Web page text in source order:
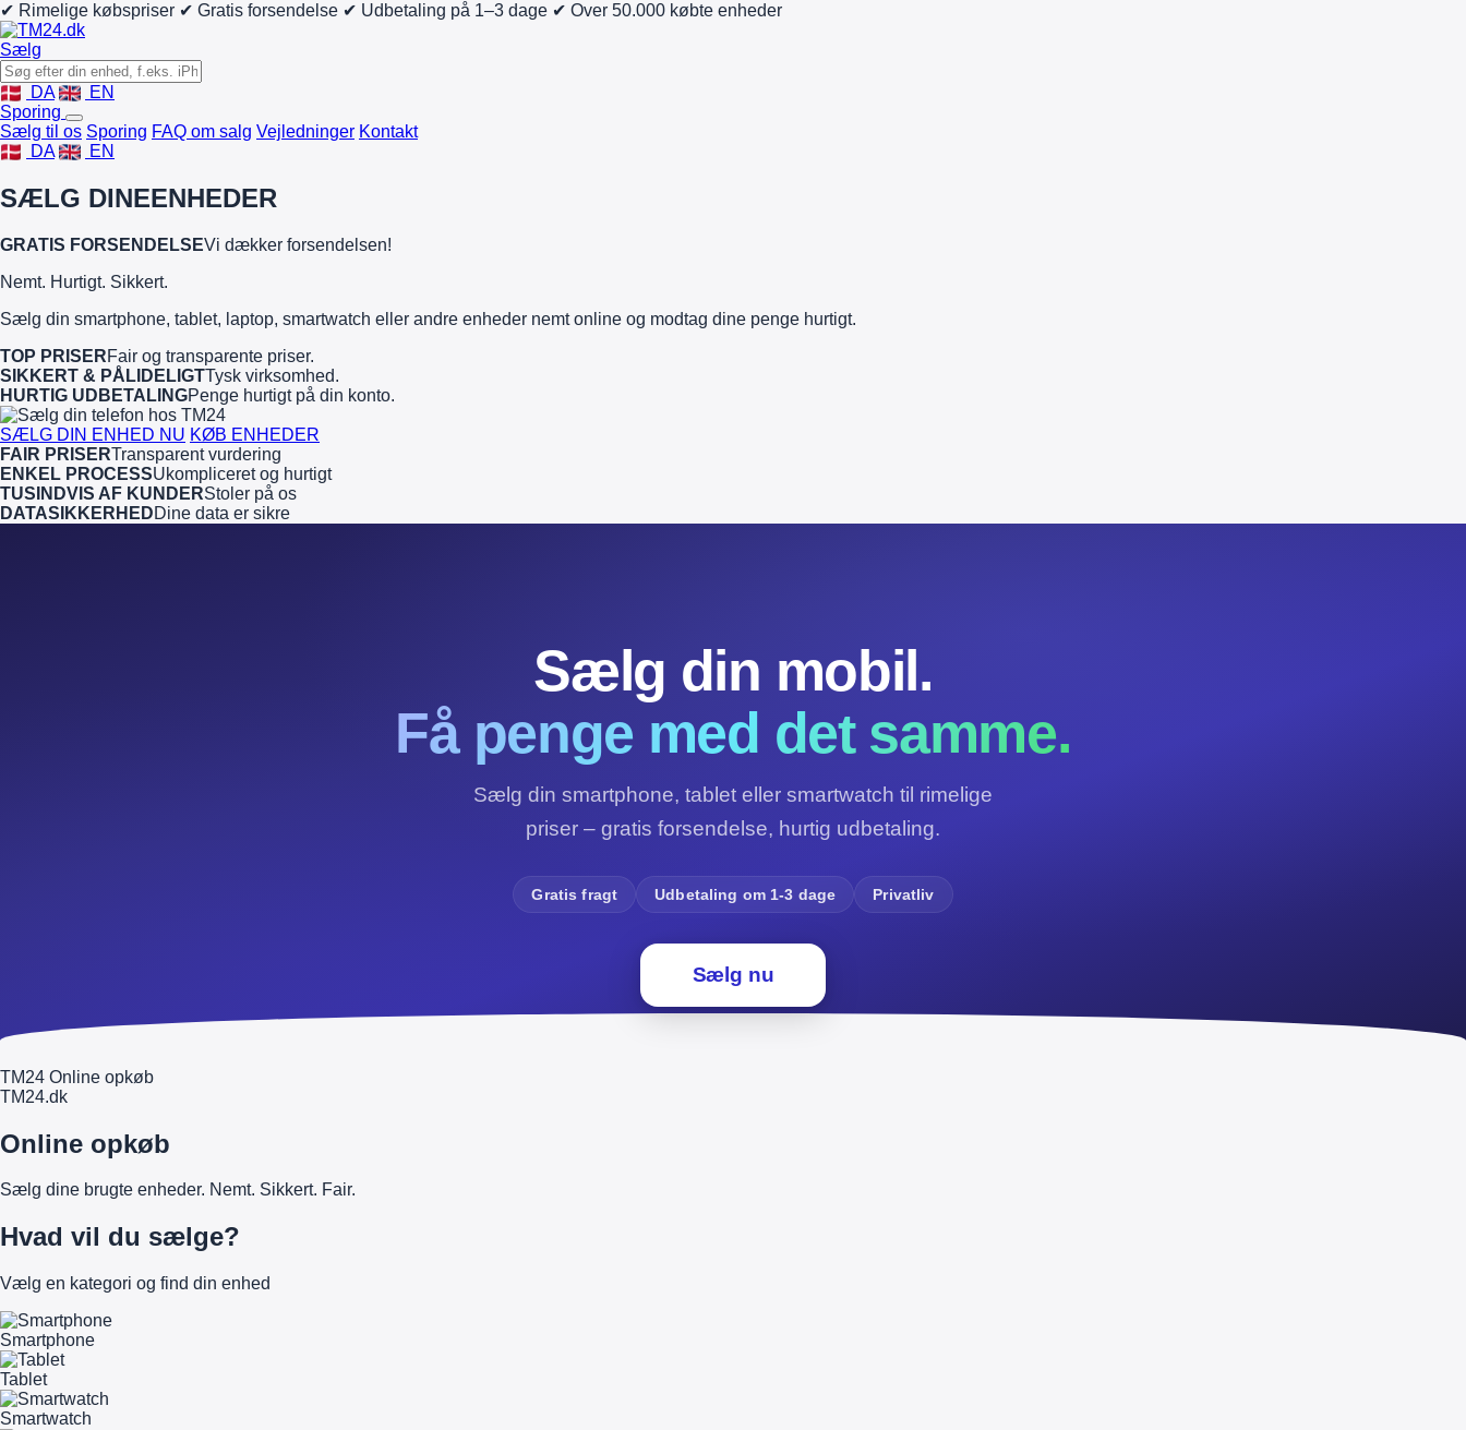
✔ Rimelige købspriser ✔ Gratis forsendelse ✔ Udbetaling på 1–3 dage ✔ Over 50.000 købte enheder
Sælg
DA
EN
Sporing
Sælg til os Sporing FAQ om salg Vejledninger Kontakt
DA
EN
SÆLG DINEENHEDER
GRATIS FORSENDELSEVi dækker forsendelsen!
Nemt. Hurtigt. Sikkert.
Sælg din smartphone, tablet, laptop, smartwatch eller andre enheder nemt online og modtag dine penge hurtigt.
TOP PRISERFair og transparente priser.
SIKKERT & PÅLIDELIGTTysk virksomhed.
HURTIG UDBETALINGPenge hurtigt på din konto.
SÆLG DIN ENHED NU KØB ENHEDER
FAIR PRISERTransparent vurdering
ENKEL PROCESSUkompliceret og hurtigt
TUSINDVIS AF KUNDERStoler på os
DATASIKKERHEDDine data er sikre
Sælg din mobil.
Få penge med det samme.
Sælg din smartphone, tablet eller smartwatch til rimelige
priser – gratis forsendelse, hurtig udbetaling.
Gratis fragt Udbetaling om 1-3 dage Privatliv
Sælg nu
TM24 Online opkøb
TM24.dk
Online opkøb
Sælg dine brugte enheder. Nemt. Sikkert. Fair.
Hvad vil du sælge?
Vælg en kategori og find din enhed
Smartphone
Tablet
Smartwatch